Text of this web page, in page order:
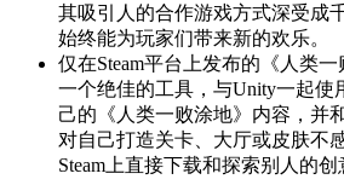
其吸引人的合作游戏方式深受成
始终能为玩家们带来新的欢乐。
仅在Steam平台上发布的《人类
一个绝佳的工具，与Unity一起使
己的《人类一败涂地》内容，并
对自己打造关卡、大厅或皮肤不
Steam上直接下载和探索别人的创